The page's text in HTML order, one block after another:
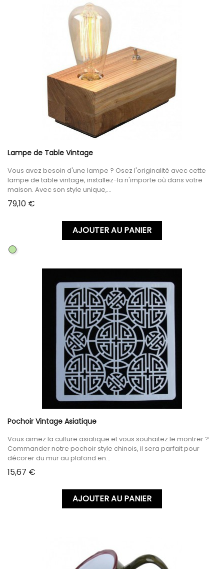
Lampe de Table Vintage
Vous avez besoin d'une lampe ? Osez l'originalité avec cette
lampe de table vintage, installez-la n'importe où dans votre
maison. Avec son style unique,...
Prix
79,10 €
AJOUTER AU PANIER
KEY
Pochoir Vintage Asiatique
Vous aimez la culture asiatique et vous souhaitez le montrer ?
Commander notre pochoir style chinois, il sera parfait pour
décorer du mur au plafond en...
Prix
15,67 €
AJOUTER AU PANIER